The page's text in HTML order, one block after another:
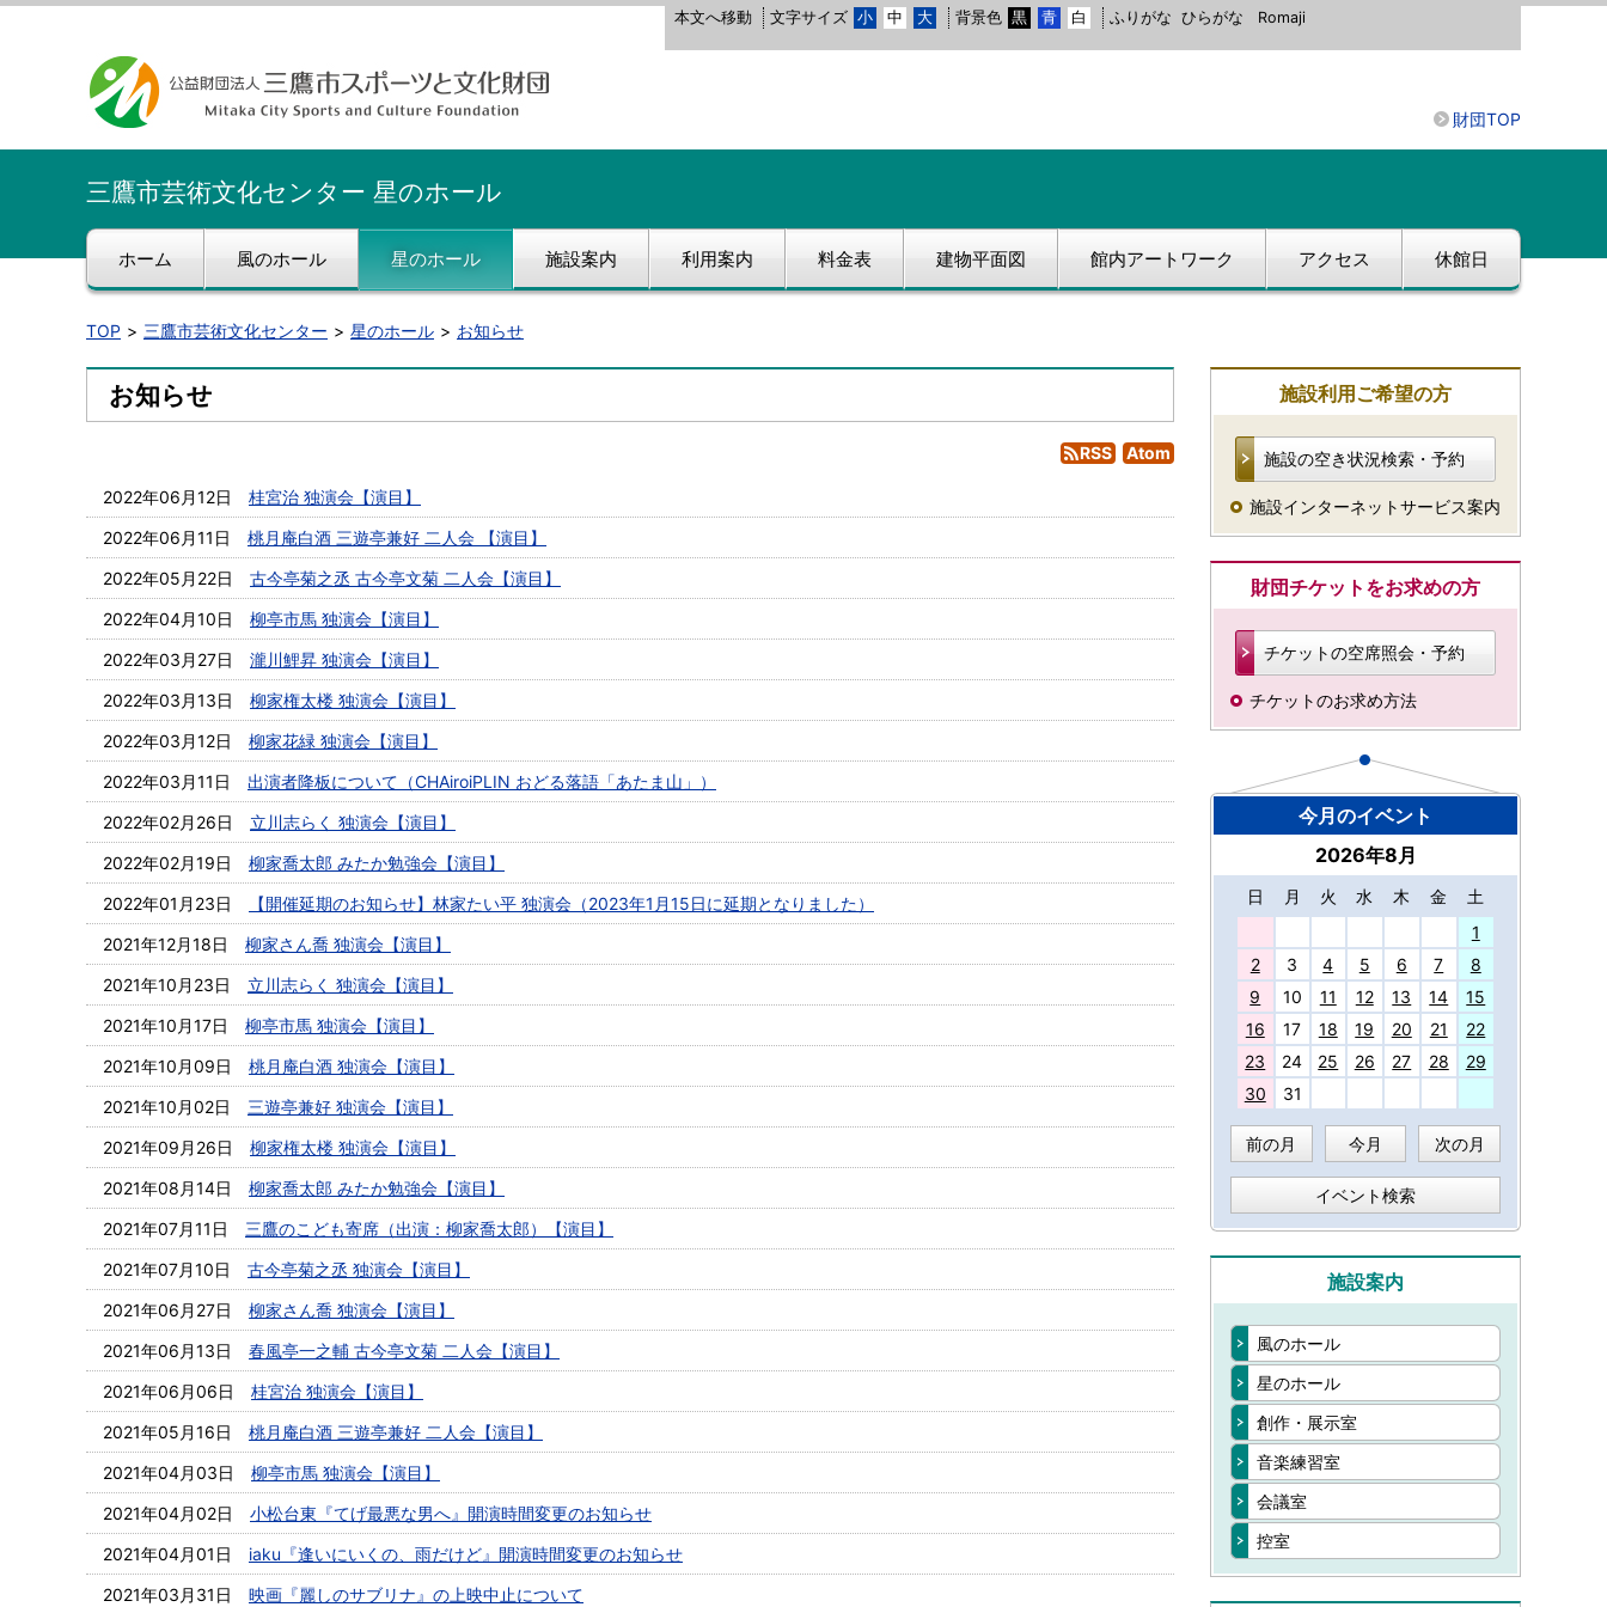
本文へ移動 文字サイズ 小 中 大 背景色 黒 青 白 ふりがな ひらがな Romaji
財団TOP
三鷹市芸術文化センター 星のホール
ホーム 風のホール 星のホール 施設案内 利用案内 料金表 建物平面図 館内アートワーク アクセス 休館日
TOP 三鷹市芸術文化センター 星のホール お知らせ
お知らせ
RSS Atom
2022年06月12日
桂宮治 独演会【演目】
2022年06月11日
桃月庵白酒 三遊亭兼好 二人会 【演目】
2022年05月22日
古今亭菊之丞 古今亭文菊 二人会【演目】
2022年04月10日
柳亭市馬 独演会【演目】
2022年03月27日
瀧川鯉昇 独演会【演目】
2022年03月13日
柳家権太楼 独演会【演目】
2022年03月12日
柳家花緑 独演会【演目】
2022年03月11日
出演者降板について（CHAiroiPLIN おどる落語「あたま山」）
2022年02月26日
立川志らく 独演会【演目】
2022年02月19日
柳家喬太郎 みたか勉強会【演目】
2022年01月23日
【開催延期のお知らせ】林家たい平 独演会（2023年1月15日に延期となりました）
2021年12月18日
柳家さん喬 独演会【演目】
2021年10月23日
立川志らく 独演会【演目】
2021年10月17日
柳亭市馬 独演会【演目】
2021年10月09日
桃月庵白酒 独演会【演目】
2021年10月02日
三遊亭兼好 独演会【演目】
2021年09月26日
柳家権太楼 独演会【演目】
2021年08月14日
柳家喬太郎 みたか勉強会【演目】
2021年07月11日
三鷹のこども寄席（出演：柳家喬太郎）【演目】
2021年07月10日
古今亭菊之丞 独演会【演目】
2021年06月27日
柳家さん喬 独演会【演目】
2021年06月13日
春風亭一之輔 古今亭文菊 二人会【演目】
2021年06月06日
桂宮治 独演会【演目】
2021年05月16日
桃月庵白酒 三遊亭兼好 二人会【演目】
2021年04月03日
柳亭市馬 独演会【演目】
2021年04月02日
小松台東『てげ最悪な男へ』開演時間変更のお知らせ
2021年04月01日
iaku『逢いにいくの、雨だけど』開演時間変更のお知らせ
2021年03月31日
映画『麗しのサブリナ』の上映中止について
施設利用ご希望の方
施設の空き状況検索・予約
施設インターネットサービス案内
財団チケットをお求めの方
チケットの空席照会・予約
チケットのお求め方法
今月のイベント
2026年8月
日 月 火 水 木 金
土
1
2
3 4 5 6 7
8
9
10 11 12 13 14
15
16
17 18 19 20 21
22
23
24 25 26 27 28
29
30
31
前の月 今月 次の月
イベント検索
施設案内
風のホール
星のホール
創作・展示室
音楽練習室
会議室
控室